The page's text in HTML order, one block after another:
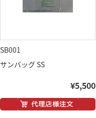
SB001
サンバッグ SS
¥5,500